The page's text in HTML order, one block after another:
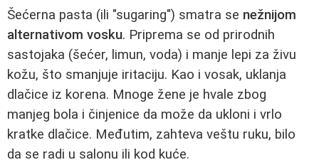
Šećerna pasta (ili "sugaring") smatra se nežnijom
alternativom vosku. Priprema se od prirodnih
sastojaka (šećer, limun, voda) i manje lepi za živu
kožu, što smanjuje iritaciju. Kao i vosak, uklanja
dlačice iz korena. Mnoge žene je hvale zbog
manjeg bola i činjenice da može da ukloni i vrlo
kratke dlačice. Međutim, zahteva veštu ruku, bilo
da se radi u salonu ili kod kuće.